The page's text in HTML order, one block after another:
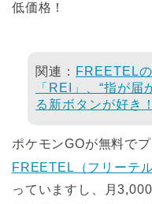
低価格！
関連： FREETEL
「REI」、“指が届
る新ボタンが好き！
ポケモンGOが無料で
FREETEL（フリーテル
っていますし、月